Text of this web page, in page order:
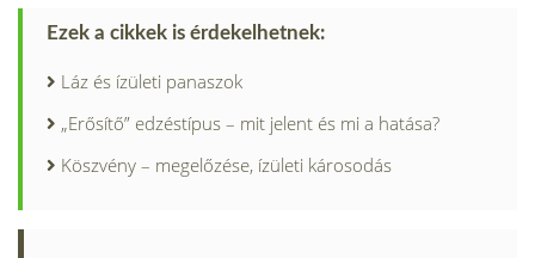
Ezek a cikkek is érdekelhetnek:
Láz és ízületi panaszok
„Erősítő” edzéstípus – mit jelent és mi a hatása?
Köszvény – megelőzése, ízületi károsodás